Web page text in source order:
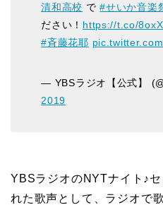
清和高校 で#せいか音楽
ださい！ https://t.co/
#斉藤花耶
— YBSラジオ【公式】
2019
YBSラジオのNYTナイト♪
れた歌声として、ラジオで